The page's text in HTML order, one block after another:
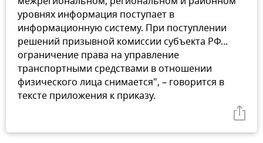
уровнях информация поступает в
информационную систему. При поступлении
решений призывной комиссии субъекта РФ...
ограничение права на управление
транспортными средствами в отношении
физического лица снимается", – говорится в
тексте приложения к приказу.